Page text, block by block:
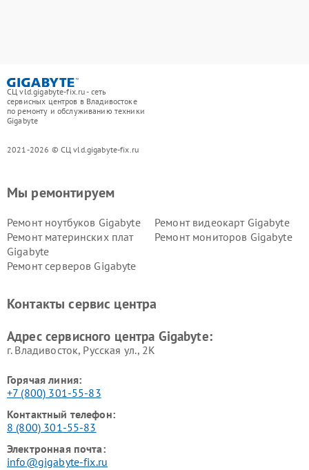
СЦ vld.gigabyte-fix.ru - сеть
сервисных центров в Владивостоке
по ремонту и обслуживанию техники
Gigabyte
2021-2026 © СЦ vld.gigabyte-fix.ru
Мы ремонтируем
Ремонт ноутбуков Gigabyte
Ремонт видеокарт Gigabyte
Ремонт материнских плат
Gigabyte
Ремонт мониторов Gigabyte
Ремонт серверов Gigabyte
Контакты сервис центра
Адрес сервисного центра Gigabyte:
г. Владивосток, Русская ул., 2К
Горячая линия:
+7 (800) 301-55-83
Контактный телефон:
8 (800) 301-55-83
Электронная почта:
info@gigabyte-fix.ru